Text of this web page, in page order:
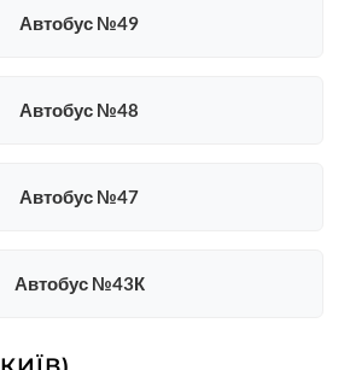
Автобус №49
Автобус №48
Автобус №47
Автобус №43К